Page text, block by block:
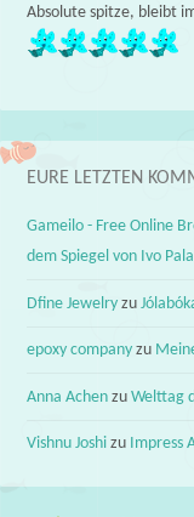
Absolute spitze, bleibt
EURE LETZTEN
Gameilo - Free Online
dem Spiegel von Ivo
Dfine Jewelry zu
epoxy company zu
Anna Achen zuWelttag
Vishnu Joshi zu Impress